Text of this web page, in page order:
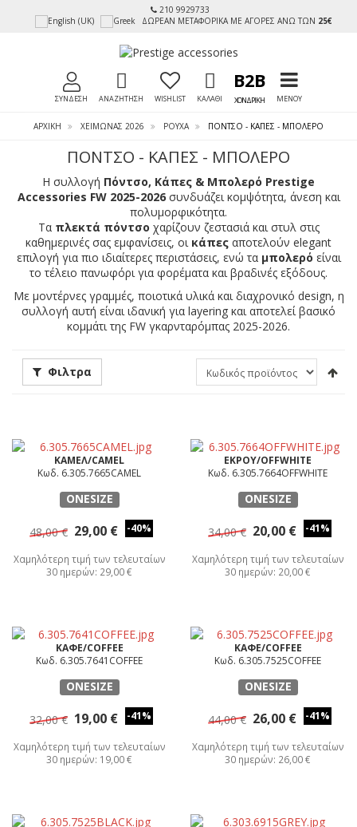
210 9929733
ΔΩΡΕΑΝ ΜΕΤΑΦΟΡΙΚΑ ΜΕ ΑΓΟΡΕΣ ΑΝΩ ΤΩΝ 25€
ΣΥΝΔΕΣΗ ΑΝΑΖΗΤΗΣΗ WISHLIST ΚΑΛΑΘΙ
B2B
ΧΟΝΔΡΙΚΗ
TOGGLE
ΜΕΝΟΥ
ΑΡΧΙΚΉ ΧΕΙΜΩΝΑΣ 2026 ΡΟΥΧΑ ΠΌΝΤΣΟ - ΚΆΠΕΣ - ΜΠΟΛΕΡΌ
ΠΌΝΤΣΟ - ΚΆΠΕΣ - ΜΠΟΛΕΡΌ
Η συλλογή Πόντσο, Κάπες & Μπολερό Prestige
Accessories FW 2025-2026συνδυάζει κομψότητα, άνεση και
πολυμορφικότητα.
Τα πλεκτά πόντσο χαρίζουν ζεστασιά και στυλ στις
καθημερινές σας εμφανίσεις, οι κάπες αποτελούν elegant
επιλογή για πιο ιδιαίτερες περιστάσεις, ενώ τα μπολερό είναι
το τέλειο πανωφόρι για φορέματα και βραδινές εξόδους.
Με μοντέρνες γραμμές, ποιοτικά υλικά και διαχρονικό design, η
συλλογή αυτή είναι ιδανική για layering και αποτελεί βασικό
κομμάτι της FW γκαρνταρόμπας 2025-2026.
Φιλτρα
ΚΑΜΕΛ/CAMEL
Κωδ. 6.305.7665CAMEL
ONESIZE
48,00 € 29,00 € -40%
Χαμηλότερη τιμή των τελευταίων
30 ημερών: 29,00 €
ΕΚΡΟΥ/OFFWHITE
Κωδ. 6.305.7664OFFWHITE
ONESIZE
34,00 € 20,00 € -41%
Χαμηλότερη τιμή των τελευταίων
30 ημερών: 20,00 €
ΚΑΦΕ/COFFEE
Κωδ. 6.305.7641COFFEE
ONESIZE
32,00 € 19,00 € -41%
Χαμηλότερη τιμή των τελευταίων
30 ημερών: 19,00 €
ΚΑΦΕ/COFFEE
Κωδ. 6.305.7525COFFEE
ONESIZE
44,00 € 26,00 € -41%
Χαμηλότερη τιμή των τελευταίων
30 ημερών: 26,00 €